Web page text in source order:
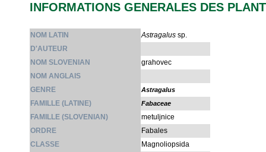
INFORMATIONS GENERALES DES
NOM LATIN Astragalus sp.
D'AUTEUR
NOM SLOVENIAN
grahovec
NOM ANGLAIS
GENRE
Astragalus
FAMILLE (LATINE) Fabaceae
FAMILLE (SLOVENIAN)
metuljnice
ORDRE
Fabales
CLASSE
Magnoliopsida